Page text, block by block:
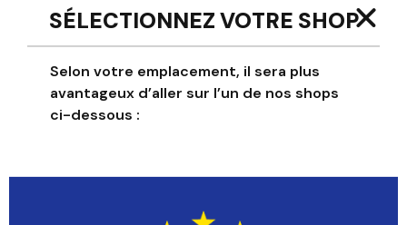
Nom
Text
Key
Text
SÉLECTIONNEZ VOTRE SHOP
Selon votre emplacement, il sera plus
avantageux d’aller sur l’un de nos shops
ci-dessous :